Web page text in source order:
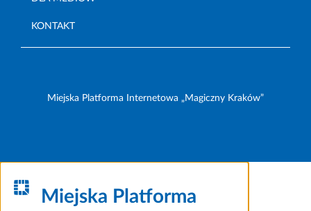
KONTAKT
Miejska Platforma Internetowa „Magiczny Kraków”
Miejska Platforma